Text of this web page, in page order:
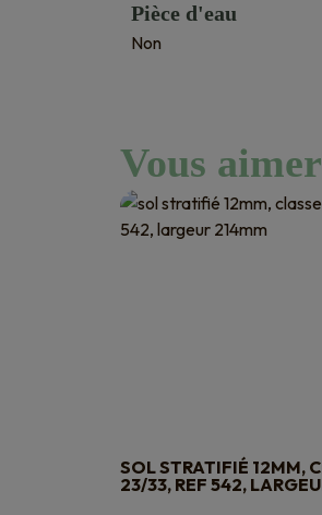
Pièce d'eau
Non
Vous
SOL STRATIFIÉ 12MM,
23/33, REF 542,